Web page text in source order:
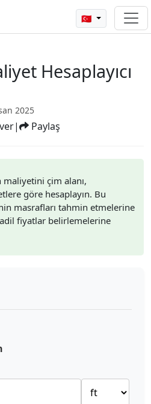
🇹🇷
Hesaplayıcı
2025
| Paylaş
çim alanı,
göre hesaplayın. Bu
masrafları tahmin etmelerine
adil fiyatlar belirlemelerine